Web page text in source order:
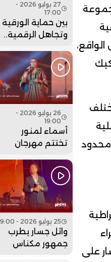
محدود
على
27 يوليو 2026 -
17:00
بين حماية الورقية
وتجاهل الرقمية..
بنسعيد عقارب
الساعة إلى الوراء؟
26 يوليو 2026 -
19:00
أسماء لمنور
تختتم مهرجان
جماهيري كبير..
فيديو
25 يوليو 2026 - 19:00
وائل جسار يطرب
جمهور مكناس